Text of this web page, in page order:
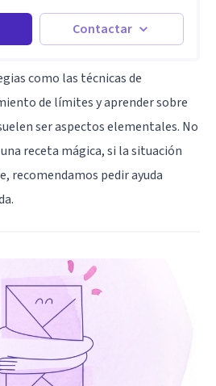
Contactar
como las técnicas de
de límites y aprender sobre
ser aspectos elementales. No
receta mágica, si la situación
recomendamos pedir ayuda